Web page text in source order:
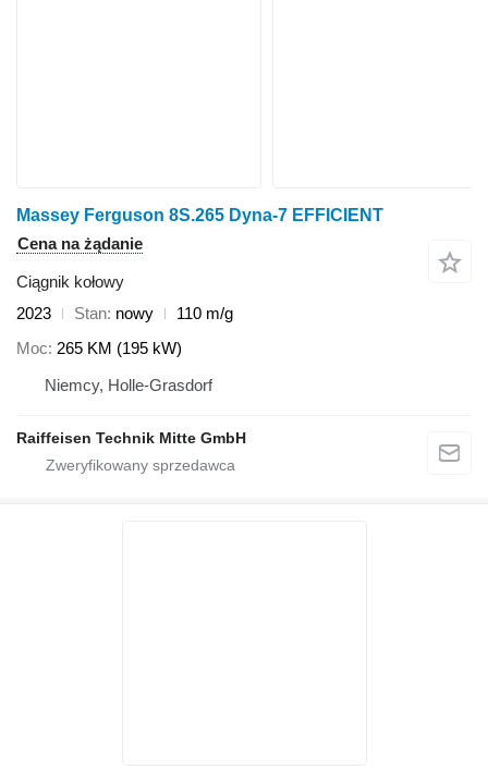
Massey Ferguson 8S.265 Dyna-7 EFFICIENT
Cena na żądanie
Ciągnik kołowy
2023
Stan nowy
110 m/g
Moc 265 KM (195 kW)
Niemcy, Holle-Grasdorf
Raiffeisen Technik Mitte GmbH